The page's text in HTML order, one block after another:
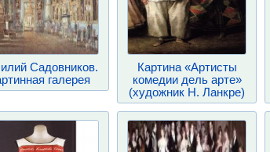
Садовников.
галерея
Картина «Артисты
комедии дель арте»
(художник Н. Ланкре)